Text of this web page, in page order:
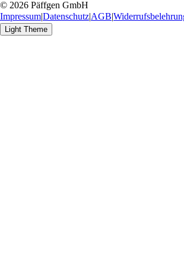
© 2026 Päffgen GmbH
Impressum|Datenschutz|AGB|
Light Theme